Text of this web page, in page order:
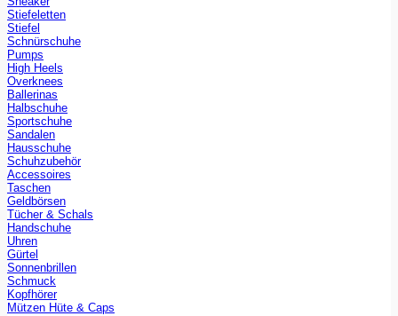
Stiefeletten
Stiefel
Schnürschuhe
Pumps
High Heels
Overknees
Ballerinas
Halbschuhe
Sportschuhe
Sandalen
Hausschuhe
Schuhzubehör
Accessoires
Taschen
Geldbörsen
Tücher & Schals
Handschuhe
Uhren
Gürtel
Sonnenbrillen
Schmuck
Kopfhörer
Mützen Hüte & Caps